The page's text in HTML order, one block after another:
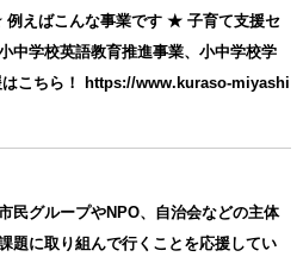
えばこんな事業です ★ 子育て支援セ
中学校英語教育推進事業、小中学校学
はこちら！ https://www.kuraso-miyashi
民グループやNPO、自治会などの主体
題に取り組んで行くことを応援してい